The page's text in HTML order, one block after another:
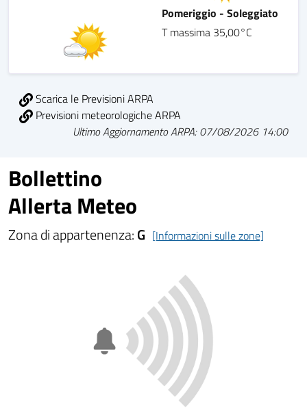
Pomeriggio - Soleggiato
T massima 35,00°C
Scarica le Previsioni ARPA
Previsioni meteorologiche ARPA
Ultimo Aggiornamento ARPA: 07/08/2026 14:00
Bollettino
Allerta Meteo
Zona di appartenenza:G [Informazioni sulle zone]